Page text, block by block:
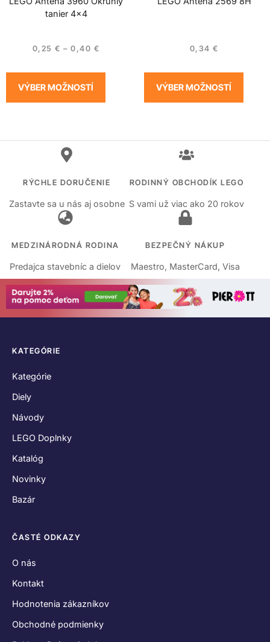
tanier 4×4
0,25€ – 0,40 €
VÝBER MOŽNOSTÍ
0,34 €
VÝBER MOŽNOSTÍ
RÝCHLE DORUČENIE
Zastavte sa u nás aj osobne
RODINNÝ OBCHODÍK LEGO
S vami už viac ako 20 rokov
MEDZINÁRODNÁ RODINA
Predajca stavebníc a dielov
BEZPEČNÝ NÁKUP
Maestro, MasterCard, Visa
KATEGÓRIE
Kategórie
Diely
Návody
LEGO Doplnky
Katalóg
Novinky
Bazár
ČASTÉ ODKAZY
O nás
Kontakt
Hodnotenia zákazníkov
Obchodné podmienky